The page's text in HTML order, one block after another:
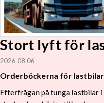
Stort lyft för
2026 08 06
Orderböckerna för
Efterfrågan på tunga